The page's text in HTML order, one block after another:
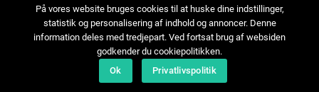
Kontakta oss
Sitemap
På vores website bruges cookies til at huske dine indstillinger,
statistik og personalisering af indhold og annoncer. Denne
information deles med tredjepart. Ved fortsat brug af websiden
godkender du cookiepolitikken.
Ok
Privatlivspolitik